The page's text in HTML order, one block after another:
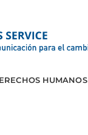
HUMANOS